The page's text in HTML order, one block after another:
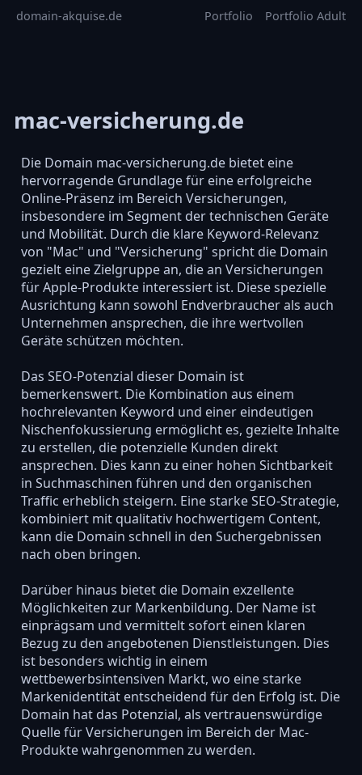
domain-akquise.de Portfolio Portfolio Adult
mac-versicherung.de
Die Domain mac-versicherung.de bietet eine
hervorragende Grundlage für eine erfolgreiche
Online-Präsenz im Bereich Versicherungen,
insbesondere im Segment der technischen Geräte
und Mobilität. Durch die klare Keyword-Relevanz
von "Mac" und "Versicherung" spricht die Domain
gezielt eine Zielgruppe an, die an Versicherungen
für Apple-Produkte interessiert ist. Diese spezielle
Ausrichtung kann sowohl Endverbraucher als auch
Unternehmen ansprechen, die ihre wertvollen
Geräte schützen möchten.
Das SEO-Potenzial dieser Domain ist
bemerkenswert. Die Kombination aus einem
hochrelevanten Keyword und einer eindeutigen
Nischenfokussierung ermöglicht es, gezielte Inhalte
zu erstellen, die potenzielle Kunden direkt
ansprechen. Dies kann zu einer hohen Sichtbarkeit
in Suchmaschinen führen und den organischen
Traffic erheblich steigern. Eine starke SEO-Strategie,
kombiniert mit qualitativ hochwertigem Content,
kann die Domain schnell in den Suchergebnissen
nach oben bringen.
Darüber hinaus bietet die Domain exzellente
Möglichkeiten zur Markenbildung. Der Name ist
einprägsam und vermittelt sofort einen klaren
Bezug zu den angebotenen Dienstleistungen. Dies
ist besonders wichtig in einem
wettbewerbsintensiven Markt, wo eine starke
Markenidentität entscheidend für den Erfolg ist. Die
Domain hat das Potenzial, als vertrauenswürdige
Quelle für Versicherungen im Bereich der Mac-
Produkte wahrgenommen zu werden.